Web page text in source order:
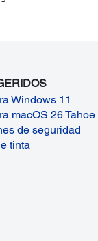
Windows 11
macOS 26 Tahoe
de seguridad
tinta